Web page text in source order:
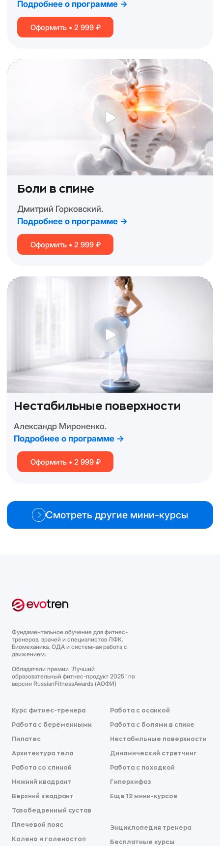
Фундаментальное обучение для фитнес-
тренеров, врачей и специалистов ЛФК.
Биомеханика, ОДА и системная работа с
движением.
Обладатели премии "Лучший
образовательный фитнес-продукт 2025" по
версии RussianFitnessAwards (АОФИ)
Курс фитнес-тренера
Работа с беременными
Пилатес
Архитектура тела
Работа со спиной
Нижний квадрант
Верхний квадрант
Тазобедренный сустав
Плечевой пояс
Колено и голеностоп
Работа с осанкой
Работа с болями в спине
Нестабильные поверхности
Динамический стретчинг
Работа с походкой
Гиперкифоз
Еще 12 мини-курсов
Энциклопедия тренера
Бесплатные курсы